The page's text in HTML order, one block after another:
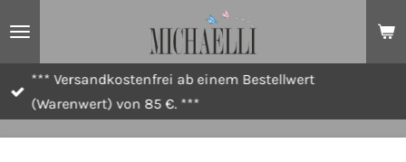
*** Versandkostenfrei ab einem Bestellwert
(Warenwert) von 85 €. ***